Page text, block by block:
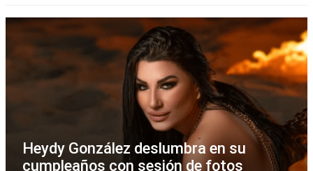
Heydy González deslumbra en su
cumpleaños con sesión de fotos